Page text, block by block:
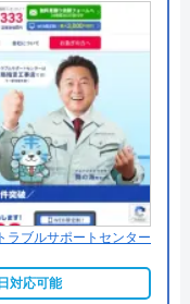
3-1-9 アリーナタ
以上
HPでご確認ください
理由
を構え、年中無休
ぐに相談ができ
ラブルサポートセンター
対応可能